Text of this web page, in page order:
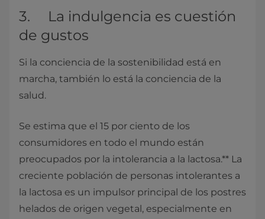
3. La indulgencia es cuestión
de gustos
Si la conciencia de la sostenibilidad está en
marcha, también lo está la conciencia de la
salud.
Se estima que el 15 por ciento de los
consumidores en todo el mundo están
preocupados por la intolerancia a la lactosa.** La
creciente población de personas intolerantes a
la lactosa es un impulsor principal de los postres
helados de origen vegetal, especialmente en